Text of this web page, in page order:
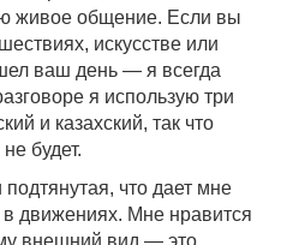
живое общение. Если вы
искусстве или
ваш день — я всегда
я использую три
и казахский, так что
будет.
что дает мне
в движениях. Мне нравится